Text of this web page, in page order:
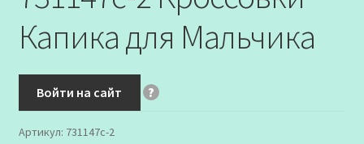
Капика для Мальчика
Войти на сайт ?
Артикул: 731147с-2